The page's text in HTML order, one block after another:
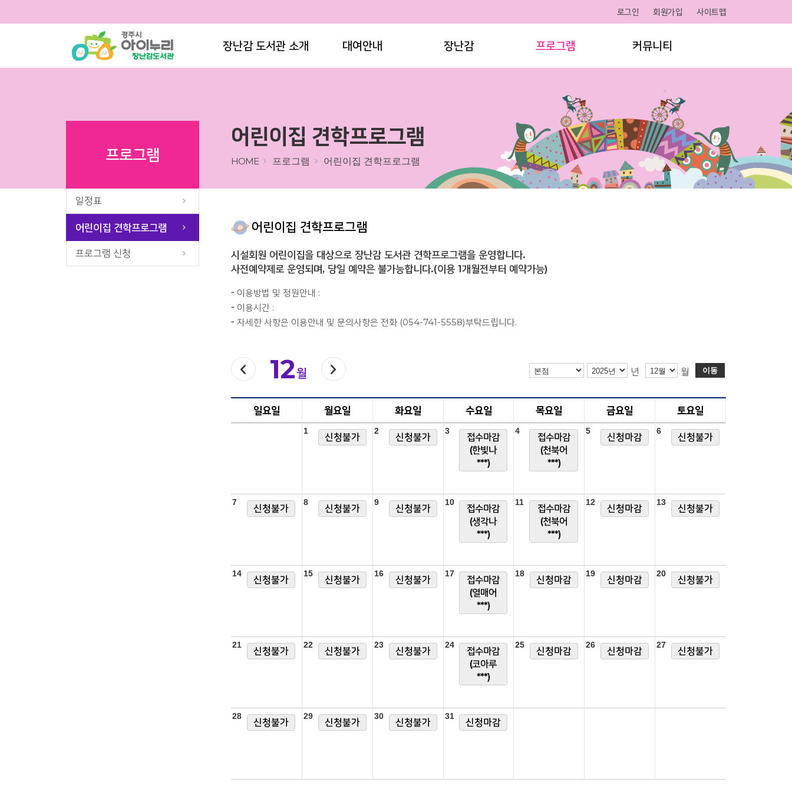
장난감 도서관 소개 대여안내 장난감 프로그램 커뮤니티
로그인 회원가입 사이트맵
프로그램
일정표
어린이집 견학프로그램
프로그램 신청
어린이집 견학프로그램
HOME 프로그램 어린이집 견학프로그램
어린이집 견학프로그램
시설회원 어린이집을 대상으로 장난감 도서관 견학프로그램을 운영합니다.
사전예약제로 운영되며, 당일 예약은 불가능합니다.(이용 1개월전부터 예약가능)
이용방법 및 정원안내 :
이용시간 :
자세한 사항은 이용안내 및 문의사항은 전화 (054-741-5558)부탁드립니다.
달
12월 년 월 이동
일요일 월요일 화요일 수요일 목요일 금요일 토요일
1
신청불가
2
신청불가
3
접수마감
(한빛나
***)
4
접수마감
(천북어
***)
5
신청마감
6
신청불가
7
신청불가
8
신청불가
9
신청불가
10
접수마감
(생각나
***)
11
접수마감
(천북어
***)
12
신청마감
13
신청불가
14
신청불가
15
신청불가
16
신청불가
17
접수마감
(열매어
***)
18
신청마감
19
신청마감
20
신청불가
21
신청불가
22
신청불가
23
신청불가
24
접수마감
(코아루
***)
25
신청마감
26
신청마감
27
신청불가
28
신청불가
29
신청불가
30
신청불가
31
신청마감